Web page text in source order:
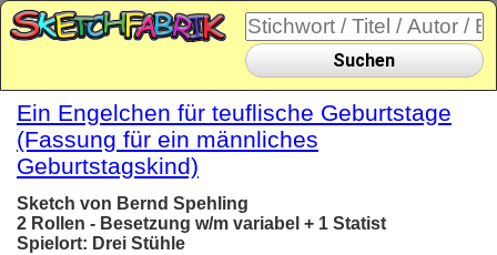
Suchen
Ein Engelchen für teuflische Geburtstage
(Fassung für ein männliches
Geburtstagskind)
Sketch von Bernd Spehling
2 Rollen - Besetzung w/m variabel + 1 Statist
Spielort: Drei Stühle